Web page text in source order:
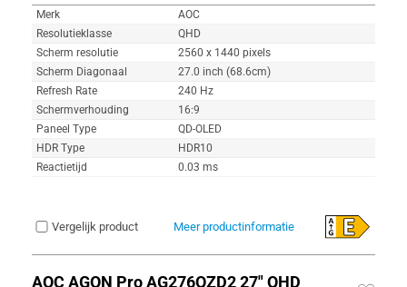
Merk
AOC
Resolutieklasse
QHD
Scherm resolutie
2560 x 1440 pixels
Scherm Diagonaal
27.0 inch (68.6cm)
Refresh Rate
240 Hz
Schermverhouding
16:9
Paneel Type
QD-OLED
HDR Type
HDR10
Reactietijd
0.03 ms
Vergelijk product Meer productinformatie
AOC AGON Pro AG276QZD2 27" QHD